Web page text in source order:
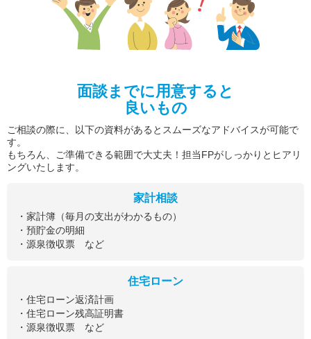
面談までに用意すると
良いもの
ご相談の際に、以下の資料があるとスムーズなアドバイスが可能で
す。
もちろん、ご準備できる範囲で大丈夫！担当FPがしっかりとヒアリ
ングいたします。
家計相談
・家計簿（毎月の支出がわかるもの）
・預貯金の明細
・源泉徴収票 など
住宅ローン
・住宅ローン返済計画
・住宅ローン残高証明書
・源泉徴収票 など